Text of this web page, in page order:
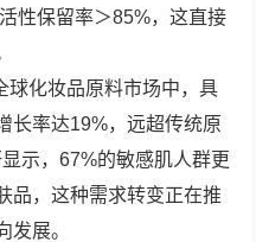
性保留率＞85%，这直接
球化妆品原料市场中，具
长率达19%，远超传统原
示，67%的敏感肌人群更
品，这种需求转变正在推
发展。